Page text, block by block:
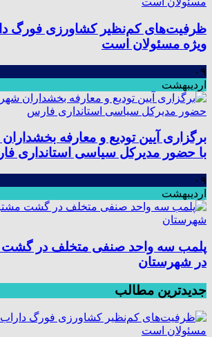
ظرفیت‌های کم‌نظیر کشاورزی فورگ
ویژه مسئولان است
۰۹
اردیبهشت
برگزاری آیین تودیع و معارفه
با حضور مدیرکل سیاسی استانداری
۰۹
اردیبهشت
پلمب سه واحد صنفی متخلف در
در شهرستان
جدیدترین مطالب